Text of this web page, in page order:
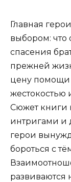
Главная
выбором: что
спасения
прежней
цену помощи
жестокостью
Сюжет
интригами и
герои
бороться с
развиваются